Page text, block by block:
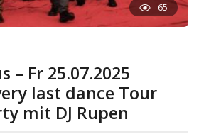
65
– Fr 25.07.2025
last dance Tour
mit DJ Rupen